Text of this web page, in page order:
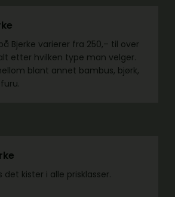
Bjerke varierer fra 250,– til over
etter hvilken type man velger.
blant annet bambus, bjørk,
det kister i alle prisklasser.